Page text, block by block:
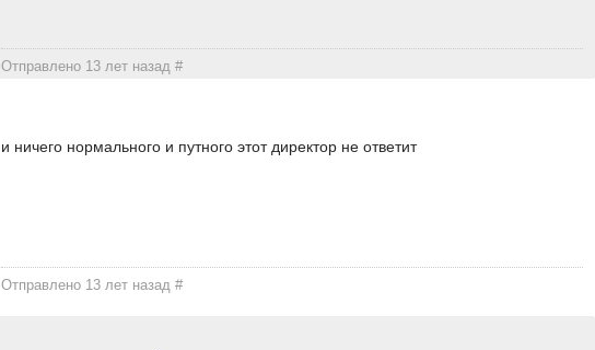
Отправлено 13 лет назад#
и ничего нормального и путного этот директор не ответит
Отправлено 13 лет назад#